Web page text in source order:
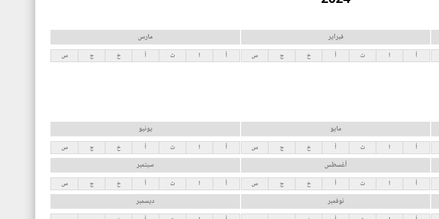
فبراير
أ ا ث أ خ ج س
مارس
أ ا ث أ خ ج س
مايو
أ ا ث أ خ ج س
يونيو
أ ا ث أ خ ج س
أغسطس
أ ا ث أ خ ج س
سبتمبر
أ ا ث أ خ ج س
نوفمبر ديسمبر